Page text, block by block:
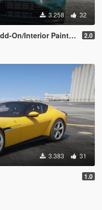
3.258 32
Interior Paint/Extra] 2.0
3.383 31
1.0